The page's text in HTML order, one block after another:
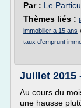
Par : Le
Thèmes liés :
immobilier a 15 ans
taux d'emprunt
Juillet 2015
Au cours du
une hausse